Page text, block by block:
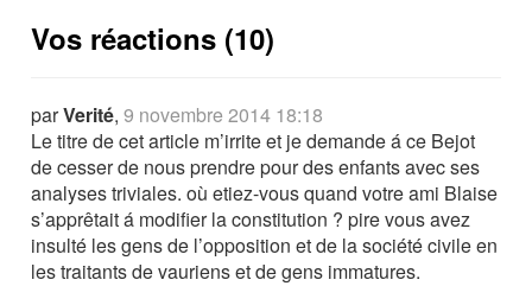
Vos réactions (10)
parVerité,9 novembre 2014 18:18
Le titre de cet article m’irrite et je demande á ce Bejot
de cesser de nous prendre pour des enfants avec ses
analyses triviales. où etiez-vous quand votre ami Blaise
s’apprêtait á modifier la constitution ? pire vous avez
insulté les gens de l’opposition et de la société civile en
les traitants de vauriens et de gens immatures.